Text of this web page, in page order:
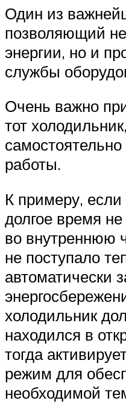
Один из
позволяющий
энергии, но и
службы
Очень важно
тот
работы.
К примеру, если
долгое время
во внутреннюю
не поступало
автоматически
холодильник
находился в
тогда
режим для
необходимой